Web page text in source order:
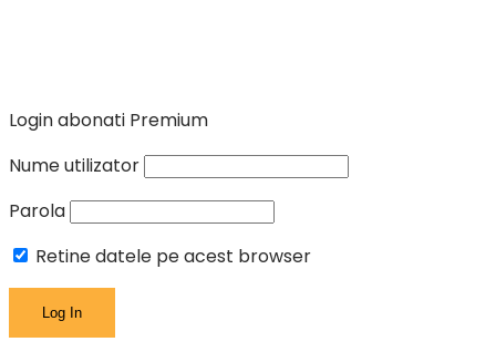
Login abonati Premium
Nume utilizator
Parola
Retine datele pe acest browser